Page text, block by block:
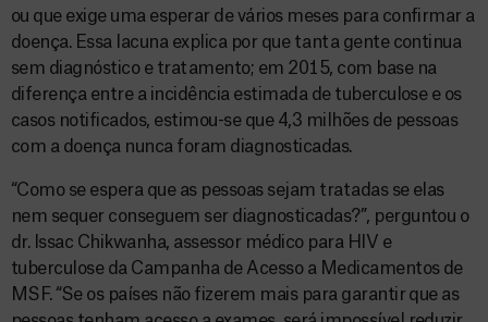
ou que exige uma esperar de vários meses para confirmar a
doença. Essa lacuna explica por que tanta gente continua
sem diagnóstico e tratamento; em 2015, com base na
diferença entre a incidência estimada de tuberculose e os
casos notificados, estimou-se que 4,3 milhões de pessoas
com a doença nunca foram diagnosticadas.
“Como se espera que as pessoas sejam tratadas se elas
nem sequer conseguem ser diagnosticadas?”, perguntou o
dr. Issac Chikwanha, assessor médico para HIV e
tuberculose da Campanha de Acesso a Medicamentos de
MSF. “Se os países não fizerem mais para garantir que as